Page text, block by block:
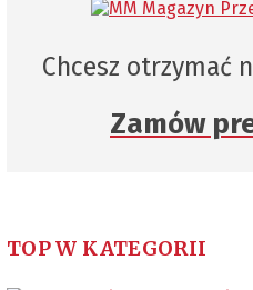
Chcesz otrzymać
Zamów
TOP W KATEGORII